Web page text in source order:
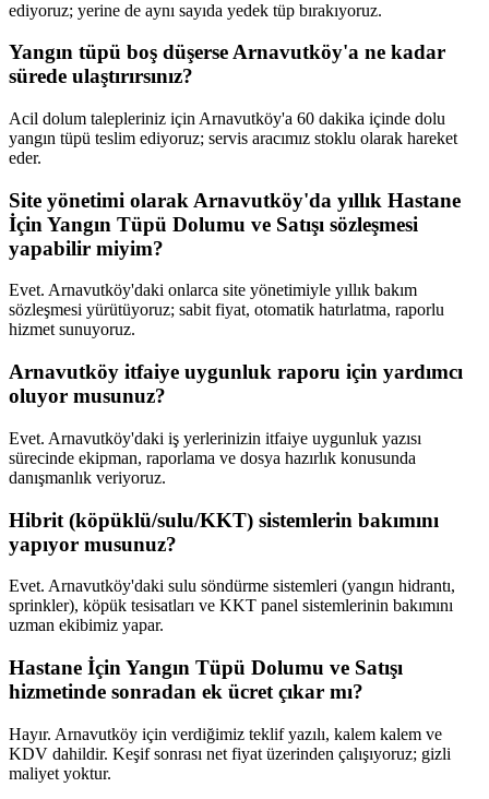
ediyoruz; yerine de aynı sayıda yedek tüp bırakıyoruz.
Yangın tüpü boş düşerse Arnavutköy'a ne kadar
sürede ulaştırırsınız?
Acil dolum talepleriniz için Arnavutköy'a 60 dakika içinde dolu
yangın tüpü teslim ediyoruz; servis aracımız stoklu olarak hareket
eder.
Site yönetimi olarak Arnavutköy'da yıllık Hastane
İçin Yangın Tüpü Dolumu ve Satışı sözleşmesi
yapabilir miyim?
Evet. Arnavutköy'daki onlarca site yönetimiyle yıllık bakım
sözleşmesi yürütüyoruz; sabit fiyat, otomatik hatırlatma, raporlu
hizmet sunuyoruz.
Arnavutköy itfaiye uygunluk raporu için yardımcı
oluyor musunuz?
Evet. Arnavutköy'daki iş yerlerinizin itfaiye uygunluk yazısı
sürecinde ekipman, raporlama ve dosya hazırlık konusunda
danışmanlık veriyoruz.
Hibrit (köpüklü/sulu/KKT) sistemlerin bakımını
yapıyor musunuz?
Evet. Arnavutköy'daki sulu söndürme sistemleri (yangın hidrantı,
sprinkler), köpük tesisatları ve KKT panel sistemlerinin bakımını
uzman ekibimiz yapar.
Hastane İçin Yangın Tüpü Dolumu ve Satışı
hizmetinde sonradan ek ücret çıkar mı?
Hayır. Arnavutköy için verdiğimiz teklif yazılı, kalem kalem ve
KDV dahildir. Keşif sonrası net fiyat üzerinden çalışıyoruz; gizli
maliyet yoktur.